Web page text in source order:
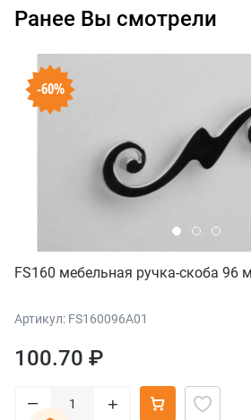
Ранее Вы смотрели
-60%
FS160 мебельная ручка-скоба 96
Артикул: FS160096A01
100.70 ₽
– +